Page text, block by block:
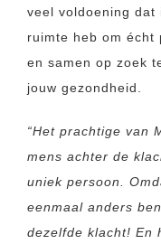
veel voldoening
ruimte heb om écht
en samen op zoek
jouw gezondheid.
“Het prachtige van
mens achter de
uniek persoon.
eenmaal anders
dezelfde klacht! En